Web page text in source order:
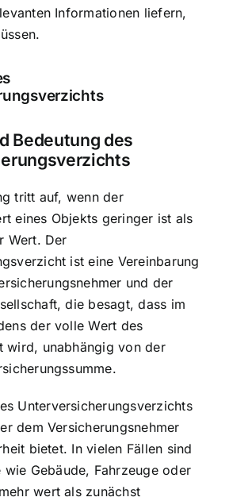
Informationen liefern,
Bedeutung des
tritt auf, wenn der
eines Objekts geringer ist als
Wert. Der
ist eine Vereinbarung
und der
die besagt, dass im
der volle Wert des
wird, unabhängig von der
Unterversicherungsverzichts
dem Versicherungsnehmer
bietet. In vielen Fällen sind
wie Gebäude, Fahrzeuge oder
wert als zunächst